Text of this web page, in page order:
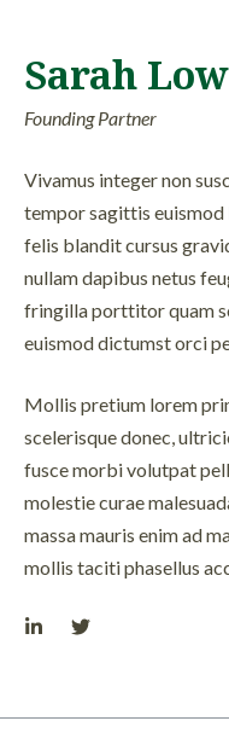
Sarah
Founding Partner
Vivamus integer non
tempor sagittis
felis blandit cursus
nullam dapibus netus
fringilla porttitor quam
euismod dictumst orci
Mollis pretium lorem
scelerisque donec,
fusce morbi volutpat
molestie curae
massa mauris enim ad
mollis taciti phasellus